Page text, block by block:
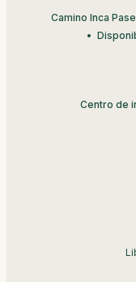
Camino Inca
Centro de